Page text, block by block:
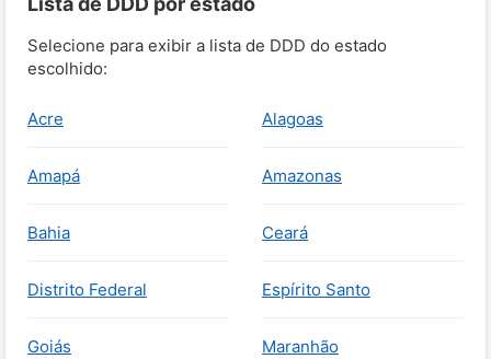
Selecione para exibir a lista de DDD do estado
escolhido:
Acre Alagoas
Amapá Amazonas
Bahia Ceará
Distrito Federal Espírito Santo
Goiás Maranhão